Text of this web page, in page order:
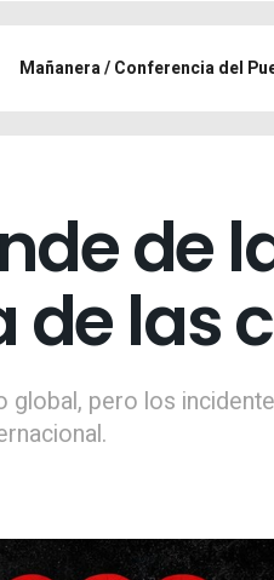
Mañanera / Conferencia del
de
de las
pero los